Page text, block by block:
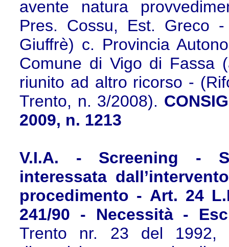
avente natura
Pres. Cossu, Est. Greco
Giuffrè) c. Provincia
Comune di Vigo di Fassa
riunito ad altro ricorso -
Trento, n. 3/2008).
2009, n. 1213
V.I.A. - Screening -
interessata
procedimento - Art. 24
241/90 - Necessità -
Trento nr. 23 del 1992,